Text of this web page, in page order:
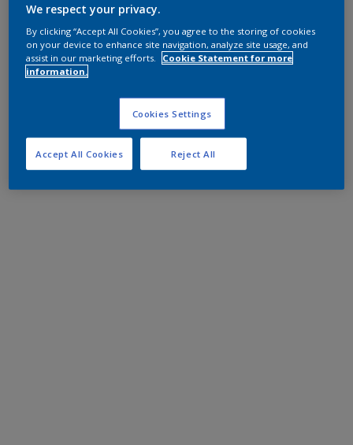
We respect your privacy.
By clicking “Accept All Cookies”, you agree to the storing of cookies
on your device to enhance site navigation, analyze site usage, and
assist in our marketing efforts.
Cookie Statement for more
information.
Cookies Settings
Reject All
Accept All Cookies